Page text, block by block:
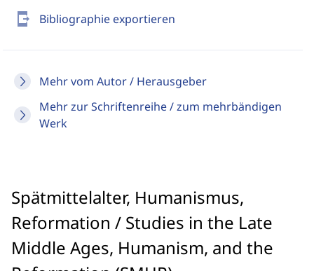
send_to_mobile Bibliographie exportieren
Mehr vom Autor / Herausgeber
Mehr zur Schriftenreihe / zum mehrbändigen
Werk
Spätmittelalter, Humanismus,
Reformation / Studies in the Late
Middle Ages, Humanism, and the